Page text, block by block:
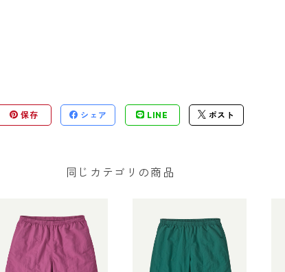
保存 シェア LINE ポスト
同じカテゴリの商品